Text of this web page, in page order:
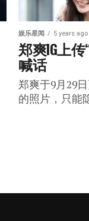
娱乐星闻 5 years ago
郑爽IG上
喊话
郑爽于9月29
的照片，只能